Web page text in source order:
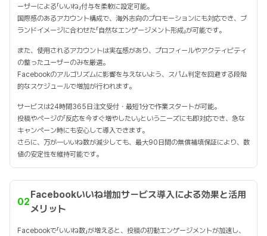
ーザーによる「いいね」付与を柔軟に設定可能。
国際感のあるアカウント構成で、海外志向のプロモーションにも対応でき、ブ
ランドイメージに合わせた「自然なエンゲージメント形成」が可能です。
また、使用されるアカウントは実在感があり、プロフィールやアクティビティ
の整ったユーザーのみを厳選。
Facebookのアルゴリズムに影響を与えないよう、スパム判定を回避する段階
的なスケジュールで増加が行われます。
サービスは24時間365日注文受付・最短1分で作業スタートが可能。
投稿やページの「反応を今すぐ増やしたい」というニーズにも即対応でき、急な
キャンペーン時にも安心して導入できます。
さらに、万が一いいね数が減少しても、最大90日間の無償補填保証により、数
値の安定性を維持可能です。
02
Facebookいいね増加サービス導入による効果と活用
メリット
Facebookで「いいね数」が増えると、投稿の初動エンゲージメントが加速し、